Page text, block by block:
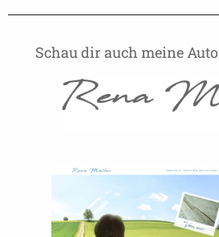
Schau dir auch meine